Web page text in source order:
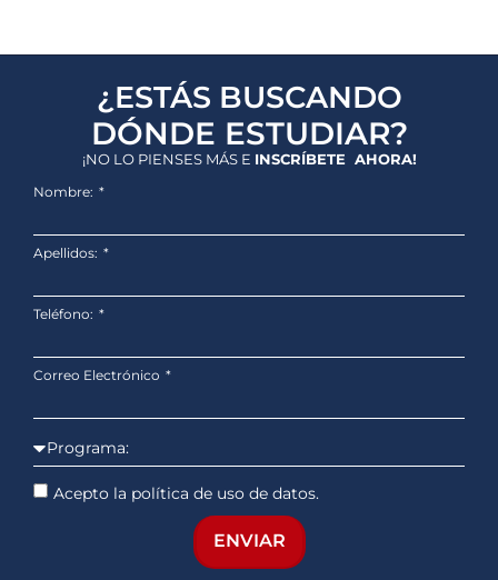
¿ESTÁS BUSCANDO
DÓNDE ESTUDIAR?
¡NO LO PIENSES MÁS E INSCRÍBETE AHORA!
Nombre:
Apellidos:
Teléfono:
Correo Electrónico
Acepto la política de uso de datos.
ENVIAR